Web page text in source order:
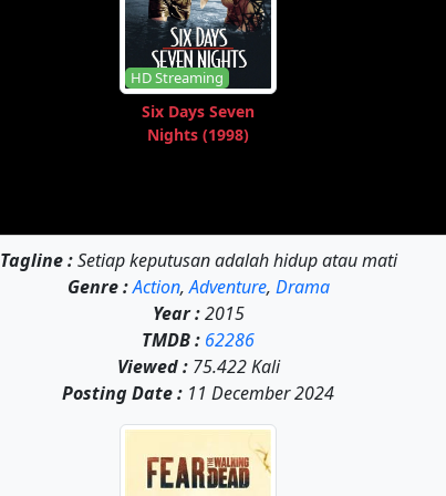
HD Streaming
Six Days Seven
Nights (1998)
Tagline :Setiap keputusan adalah hidup atau mati
Genre :Action,Adventure, Drama
Year :2015
TMDB : 62286
Viewed :75.422 Kali
Posting Date : 11 December 2024